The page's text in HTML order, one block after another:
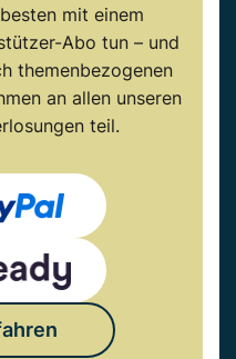
mit einem
Abo tun – und
themenbezogenen
an allen unseren
teil.